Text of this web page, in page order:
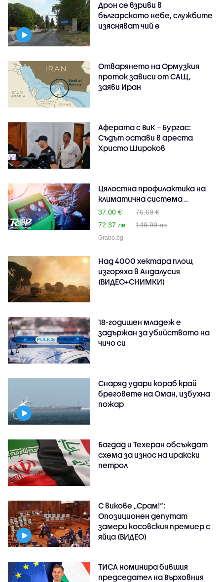
Дрон се взриви в
българското небе, службите
изясняват чий е
Отварянето на Ормузкия
проток зависи от САЩ,
заяви Иран
Аферата с ВиК – Бургас:
Съдът остави в ареста
Христо Широков
Цялостна профилактика на
климатична система ..
37.00 €
76.69 €
72.37 лв
149.99 лв
Grabo.bg
Над 4000 хектара площ
изгоряха в Андалусия
(ВИДЕО+СНИМКИ)
18-годишен младеж е
задържан за убийството на
чичо си
Снаряд удари кораб край
бреговете на Оман, избухна
пожар
Багдад и Техеран обсъждат
схема за износ на иракски
петрол
С викове „Срам!“:
Опозиционен депутат
замери косовския премиер с
яйца (ВИДЕО)
ТИСА номинира бившия
председател на Върховния